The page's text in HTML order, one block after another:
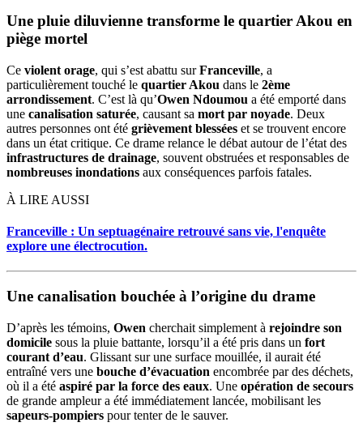
Une pluie diluvienne transforme le quartier Akou en
piège mortel
Ce violent orage, qui s’est abattu surFranceville, a
particulièrement touché le quartier Akou dans le 2ème
arrondissement. C’est là qu’Owen Ndoumou a été emporté dans
une canalisation saturée, causant sa mort par noyade. Deux
autres personnes ont été grièvement blessées et se trouvent encore
dans un état critique. Ce drame relance le débat autour de l’état des
infrastructures de drainage, souvent obstruées et responsables de
nombreuses inondations aux conséquences parfois fatales.
À LIRE AUSSI
Franceville : Un septuagénaire retrouvé sans vie, l'enquête
explore une électrocution.
Une canalisation bouchée à l’origine du drame
D’après les témoins, Owen cherchait simplement à rejoindre son
domicile sous la pluie battante, lorsqu’il a été pris dans un fort
courant d’eau. Glissant sur une surface mouillée, il aurait été
entraîné vers une bouche d’évacuation encombrée par des déchets,
où il a été aspiré par la force des eaux. Une opération de secours
de grande ampleur a été immédiatement lancée, mobilisant les
sapeurs-pompiers pour tenter de le sauver.